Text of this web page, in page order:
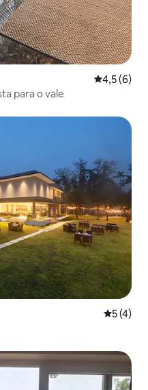
4,5 de
4,5 (6)
para o vale
5 de
5 (4)